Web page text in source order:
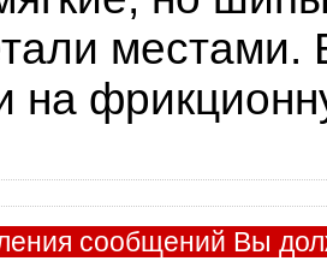
местами.
на
сообщений Вы